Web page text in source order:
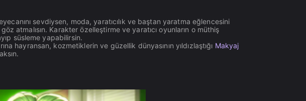
sevdiysen, moda, yaratıcılık ve baştan yaratma eğlencesini
atmalısın. Karakter özelleştirme ve yaratıcı oyunların o müthiş
süsleme yapabilirsin.
hayransan, kozmetiklerin ve güzellik dünyasının yıldızlaştığı Makyaj